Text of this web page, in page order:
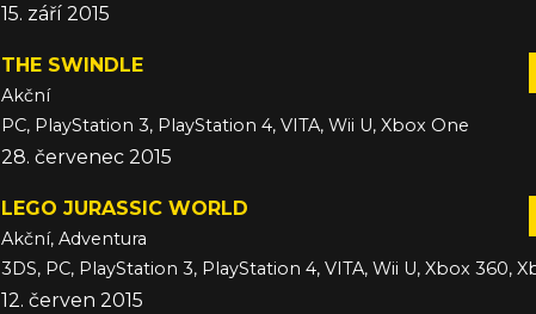
15. září 2015
THE SWINDLE
Akční
PC, PlayStation 3, PlayStation 4, VITA, Wii U, Xbox One
28. červenec 2015
LEGO JURASSIC WORLD
Akční, Adventura
12. červen 2015